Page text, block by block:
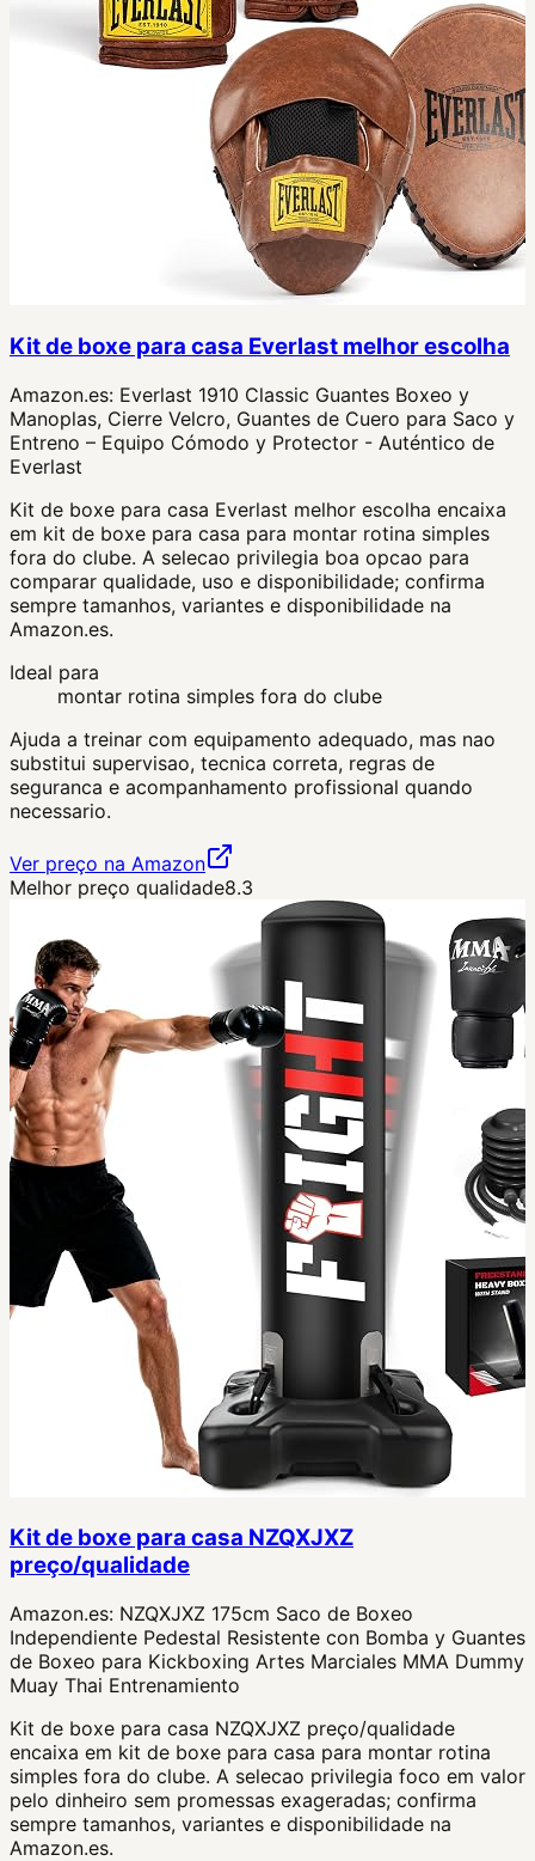
Kit de boxe para casa Everlast melhor escolha
Amazon.es: Everlast 1910 Classic Guantes Boxeo y
Manoplas, Cierre Velcro, Guantes de Cuero para Saco y
Entreno – Equipo Cómodo y Protector - Auténtico de
Everlast
Kit de boxe para casa Everlast melhor escolha encaixa
em kit de boxe para casa para montar rotina simples
fora do clube. A selecao privilegia boa opcao para
comparar qualidade, uso e disponibilidade; confirma
sempre tamanhos, variantes e disponibilidade na
Amazon.es.
Ideal para
montar rotina simples fora do clube
Ajuda a treinar com equipamento adequado, mas nao
substitui supervisao, tecnica correta, regras de
seguranca e acompanhamento profissional quando
necessario.
Ver preço na Amazon
Melhor preço qualidade8.3
Kit de boxe para casa NZQXJXZ
preço/qualidade
Amazon.es: NZQXJXZ 175cm Saco de Boxeo
Independiente Pedestal Resistente con Bomba y Guantes
de Boxeo para Kickboxing Artes Marciales MMA Dummy
Muay Thai Entrenamiento
Kit de boxe para casa NZQXJXZ preço/qualidade
encaixa em kit de boxe para casa para montar rotina
simples fora do clube. A selecao privilegia foco em valor
pelo dinheiro sem promessas exageradas; confirma
sempre tamanhos, variantes e disponibilidade na
Amazon.es.